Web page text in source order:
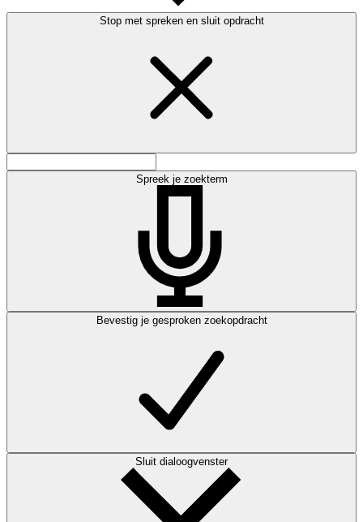
Stop met spreken en sluit opdracht
Spreek je zoekterm
Bevestig je gesproken zoekopdracht
Sluit dialoogvenster